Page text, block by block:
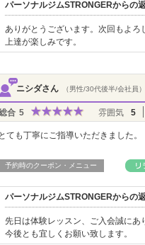
パーソナルジムSTRONGERからの
ありがとうございます。次回もよろ
上達が楽しみです。
ニシダさん （男性/30代後半/会社員）
合 5 雰囲気 5
とても丁寧にご指導いただきました。
予約時のクーポン・メニュー
パーソナルジムSTRONGERからの
先日は体験レッスン、ご入会誠に
今後とも宜しくお願い致します。